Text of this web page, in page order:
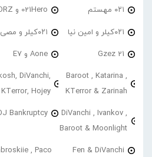
۰۲۱ مهستم 021Hero و 2MDRZ
۰۲۱کیلر و امین نیا ۰۲۱کیلر و مصی جی
21 Gzez Aone و E7
Baroot , Katarina ,
KTerror & Zarinah
DiVanchi,
KTerror, Hojey
DiVanchi , Ivankov ,
Baroot & Moonlight
Bankruptcy
Fen & DiVanchi
, Paco